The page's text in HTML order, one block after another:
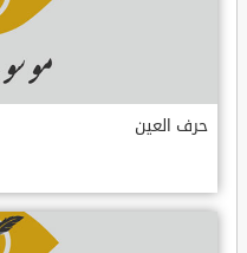
حرف العين